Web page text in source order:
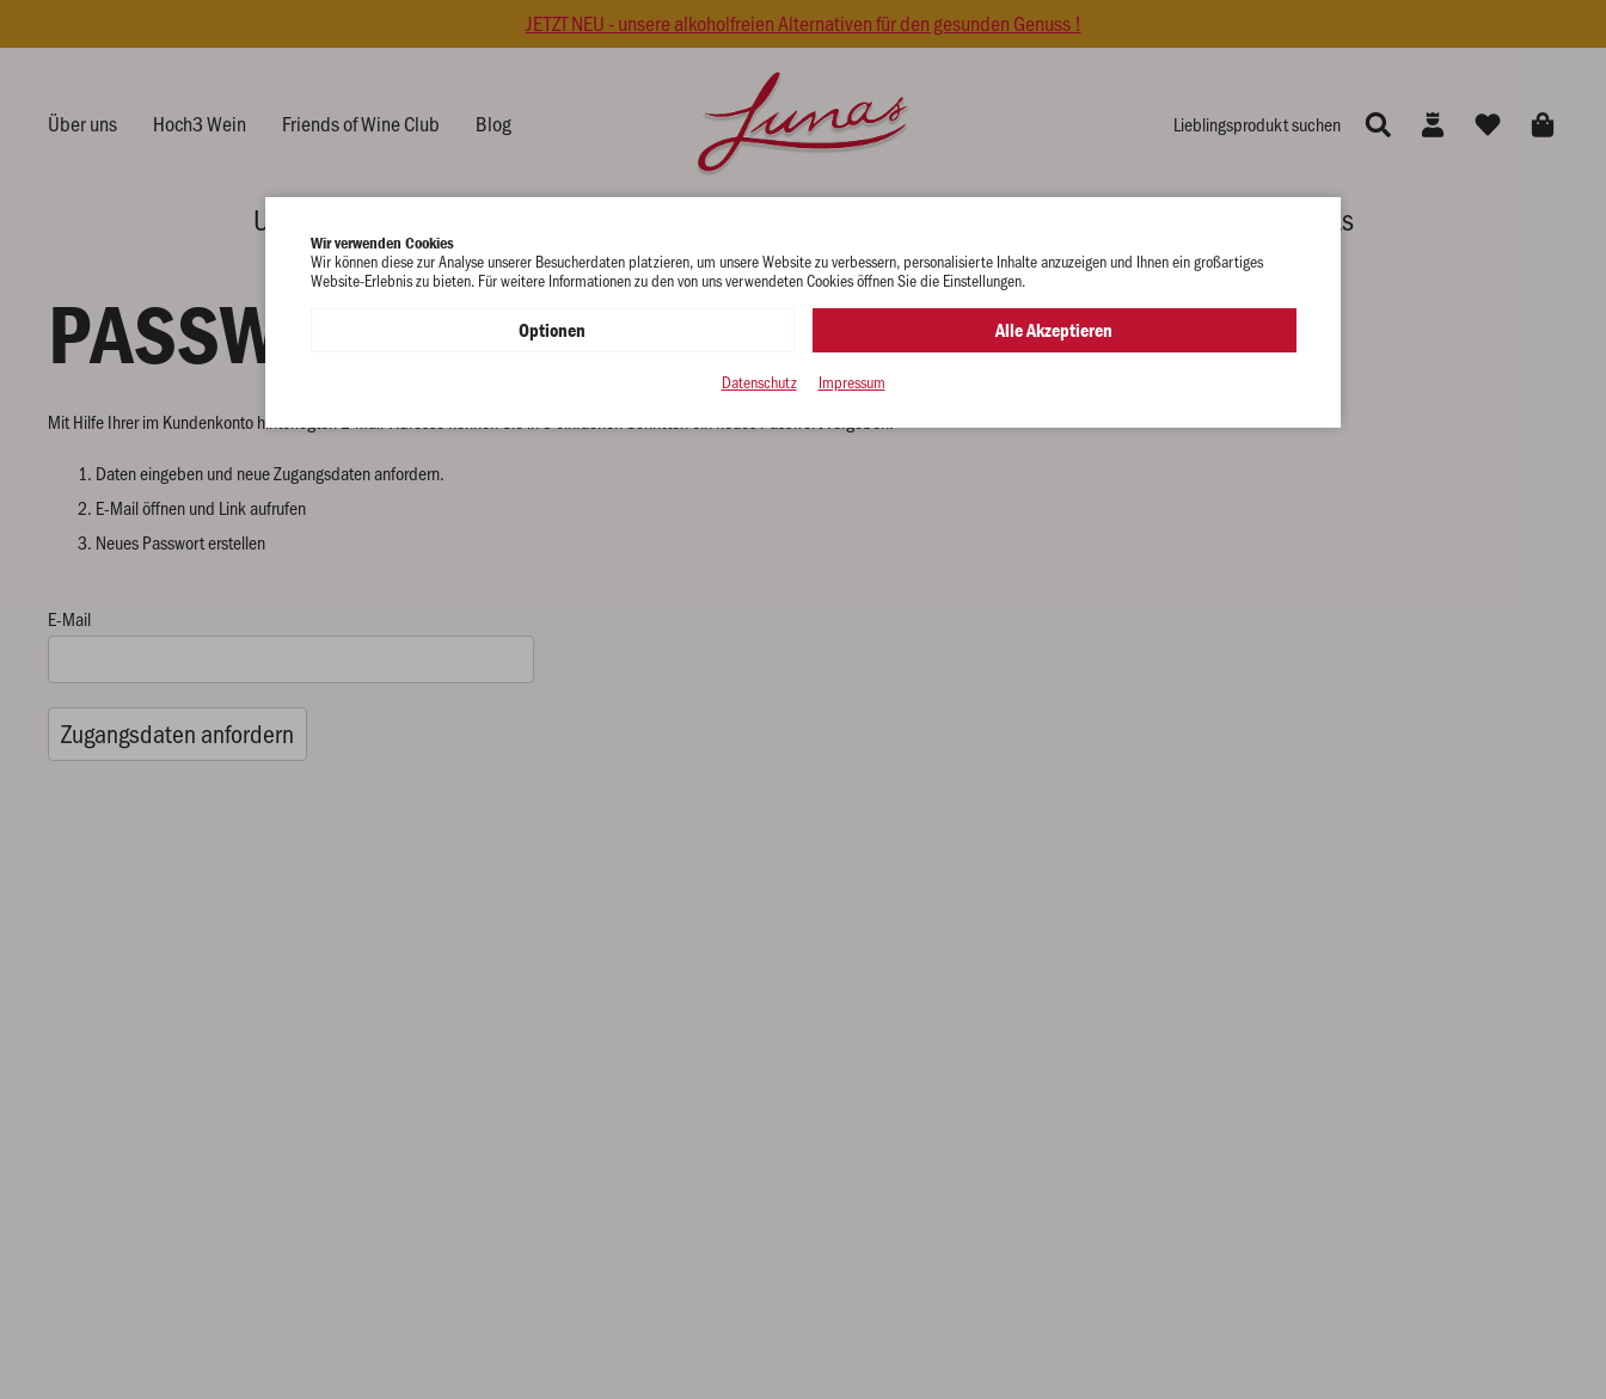
JETZT NEU - unsere alkoholfreien Alternativen für den gesunden Genuss !
Über uns Hoch3 Wein Friends of Wine Club Blog
Unsere Weine Gutscheine & Sets
PASSWORT VERGESSEN?
Mit Hilfe Ihrer im Kundenkonto hinterlegten E-Mail-Adresse können Sie in 3 einfachen Schritten ein neues Passwort vergeben:
Daten eingeben und neue Zugangsdaten anfordern.
E-Mail öffnen und Link aufrufen
Neues Passwort erstellen
E-Mail
Wir verwenden Cookies
Wir können diese zur Analyse unserer Besucherdaten platzieren, um unsere Website zu verbessern, personalisierte Inhalte anzuzeigen und Ihnen ein großartiges
Website-Erlebnis zu bieten. Für weitere Informationen zu den von uns verwendeten Cookies öffnen Sie die Einstellungen.
Optionen Alle Akzeptieren
Datenschutz Impressum